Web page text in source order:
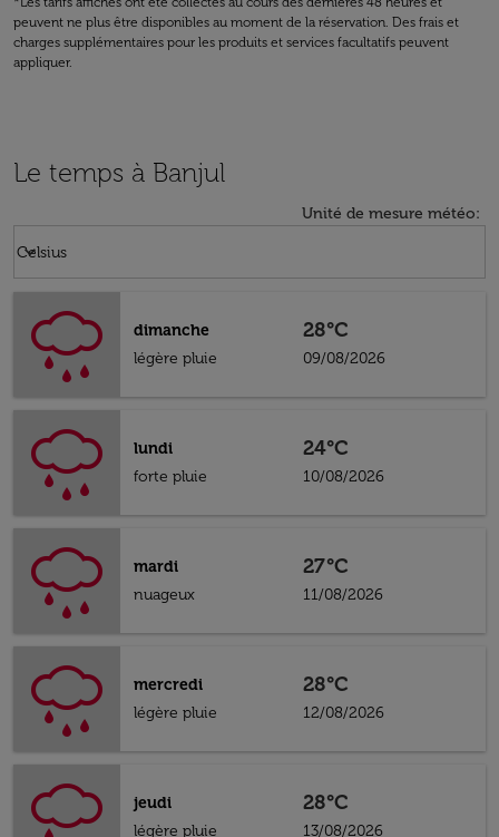
peuvent ne plus être disponibles au moment de la réservation. Des frais et
charges supplémentaires pour les produits et services facultatifs peuvent
appliquer.
Le temps à Banjul
Unité de mesure météo:
Celsius
keyboard_arrow_down
dimanche
légère pluie
28°C
09/08/2026
lundi
forte pluie
24°C
10/08/2026
mardi
nuageux
27°C
11/08/2026
mercredi
légère pluie
28°C
12/08/2026
jeudi
légère pluie
28°C
13/08/2026